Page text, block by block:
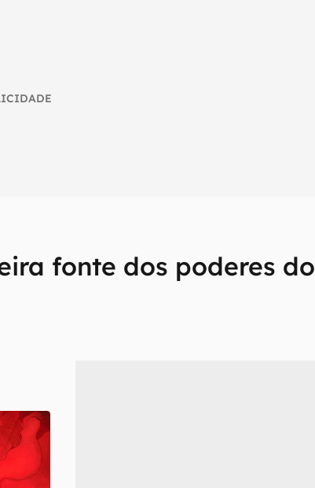
fonte dos poderes do
e Política de Privacidade do Canaltech.